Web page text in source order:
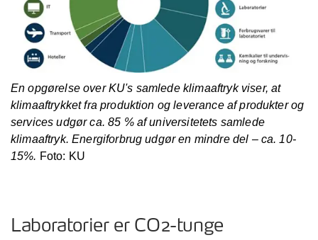
En opgørelse over KU's samlede klimaaftryk viser, at
klimaaftrykket fra produktion og leverance af produkter og
services udgør ca. 85 % af universitetets samlede
klimaaftryk. Energiforbrug udgør en mindre del – ca. 10-
15%. Foto: KU
Laboratorier er CO2-tunge